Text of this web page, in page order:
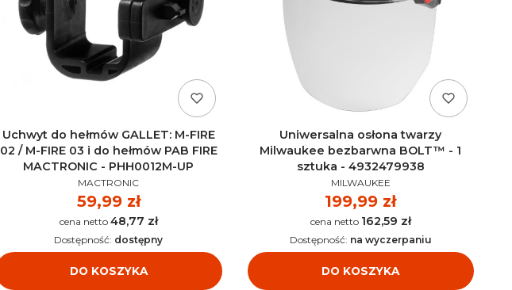
Uchwyt do hełmów GALLET: M-FIRE
02 / M-FIRE 03 i do hełmów PAB FIRE
MACTRONIC - PHH0012M-UP
PRODUCENT
MACTRONIC
Cena
59,99 zł
Cena 48,77 zł
DO KOSZYKA
Dostępność: dostępny
Uniwersalna osłona twarzy
Milwaukee bezbarwna BOLT™ - 1
sztuka - 4932479938
PRODUCENT
MILWAUKEE
Cena
199,99 zł
Cena 162,59 zł
DO KOSZYKA
Dostępność: na wyczerpaniu